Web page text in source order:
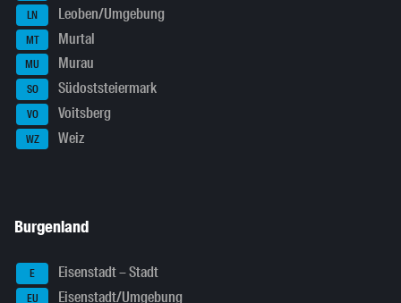
LN Leoben/Umgebung
MT Murtal
MU Murau
SO Südoststeiermark
VO Voitsberg
WZ Weiz
Burgenland
E Eisenstadt – Stadt
EU Eisenstadt/Umgebung